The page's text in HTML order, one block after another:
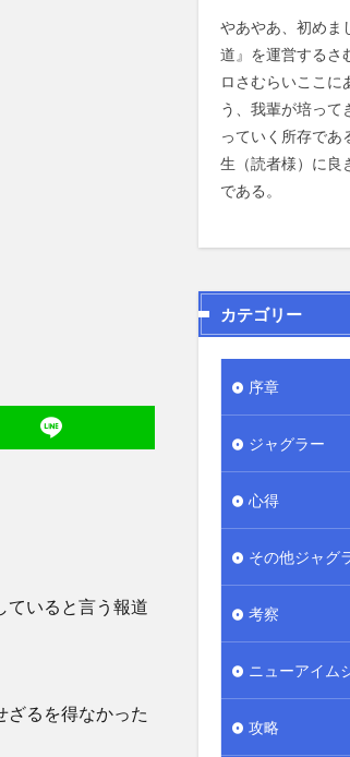
ていると言う報道
ざるを得なかった
やあやあ、初めま
道』を運営するさ
ロさむらいここに
う、我輩が培って
っていく所存であ
生（読者様）に良
である。
カテゴリー
序章
ジャグラー
心得
その他ジャグ
考察
ニューアイム
攻略